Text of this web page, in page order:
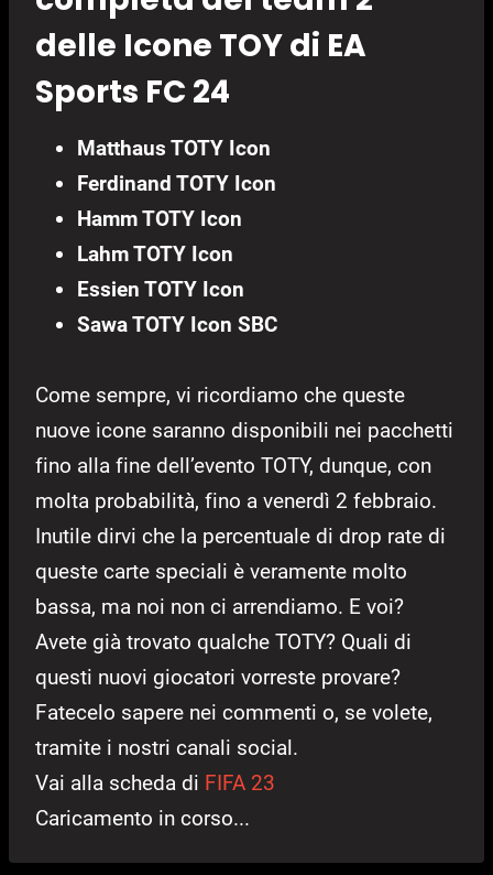
delle Icone TOY di EA
Sports FC 24
Matthaus TOTY Icon
Ferdinand TOTY Icon
Hamm TOTY Icon
Lahm TOTY Icon
Essien TOTY Icon
Sawa TOTY Icon SBC
Come sempre, vi ricordiamo che queste
nuove icone saranno disponibili nei pacchetti
fino alla fine dell’evento TOTY, dunque, con
molta probabilità, fino a venerdì 2 febbraio.
Inutile dirvi che la percentuale di drop rate di
queste carte speciali è veramente molto
bassa, ma noi non ci arrendiamo. E voi?
Avete già trovato qualche TOTY? Quali di
questi nuovi giocatori vorreste provare?
Fatecelo sapere nei commenti o, se volete,
tramite i nostri canali social.
Vai alla scheda di FIFA 23
Caricamento in corso...